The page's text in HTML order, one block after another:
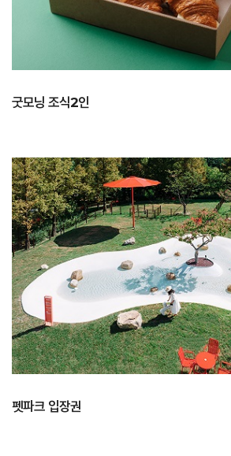
굿모닝 조식2인
펫파크 입장권